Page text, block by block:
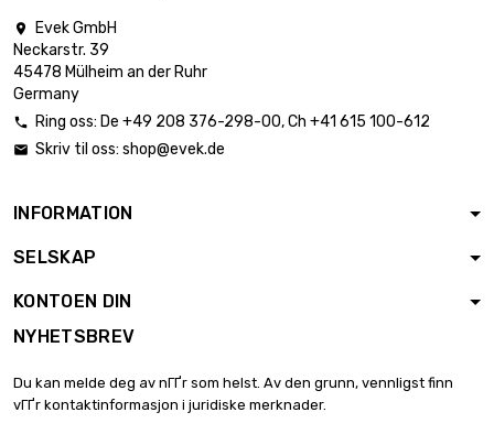
Vekt : 1 000gr (1kg)
Vekt : 2 500gr
Vekt : 5 000gr (5kg) € 197.65 

Evek GmbH
Neckarstr. 39
45478 Mülheim an der Ruhr
Germany
 Ring oss: De +49 208 376-298-00, Ch +41 615 100-612
 Skriv til oss: shop@evek.de
INFORMATION
SELSKAP
KONTOEN DIN
NYHETSBREV
Du kan melde deg av nГҐr som helst. Av den grunn, vennligst finn
vГҐr kontaktinformasjon i juridiske merknader.